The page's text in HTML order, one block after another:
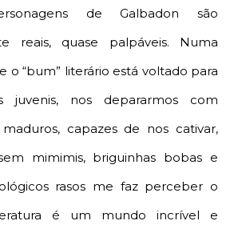
de Galbadon são
reais, quase palpáveis. Numa
o “bum” literário está voltado para
juvenis, nos depararmos com
capazes de nos cativar,
mimimis, briguinhas bobas e
rasos me faz perceber o
é um mundo incrível e